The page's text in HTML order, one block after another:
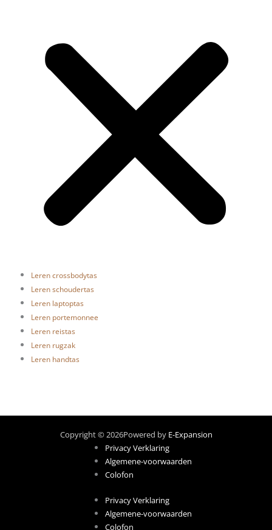
Leren crossbodytas
Leren schoudertas
Leren laptoptas
Leren portemonnee
Leren reistas
Leren rugzak
Leren handtas
Copyright © 2026Powered by E-Expansion
Privacy Verklaring
Algemene-voorwaarden
Colofon
Privacy Verklaring
Algemene-voorwaarden
Colofon